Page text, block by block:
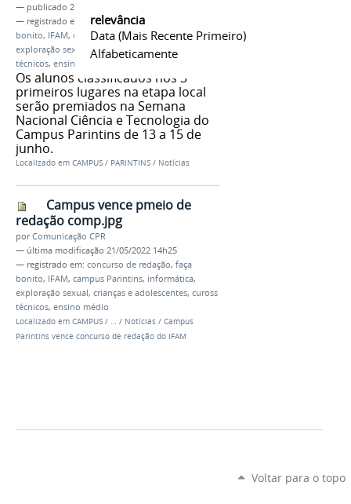
relevância
Data (mais Recente Primeiro)
Alfabeticamente
— publicado 21/05/2022
— registrado em:
concurso de redação
bonito, IFAM, campus Parintins, informática
exploração sexual
,crianças e adolescentes
técnicos, ensino médio
Os alunos classificados nos 3
primeiros lugares na etapa local
serão premiados na Semana
Nacional Ciência e Tecnologia do
Campus Parintins de 13 a 15 de
junho.
Localizado em CAMPUS / PARINTINS / Notícias
Campus vence pmeio de
redação comp.jpg
porComunicação CPR
— última modificação 21/05/2022 14h25
— registrado em: concurso de redação, faça
bonito, IFAM, campus Parintins, informática,
exploração sexual, crianças e adolescentes, cuross
técnicos, ensino médio
Localizado em CAMPUS / / Notícias / Campus
Parintins vence concurso de redação do IFAM
Voltar para o topo